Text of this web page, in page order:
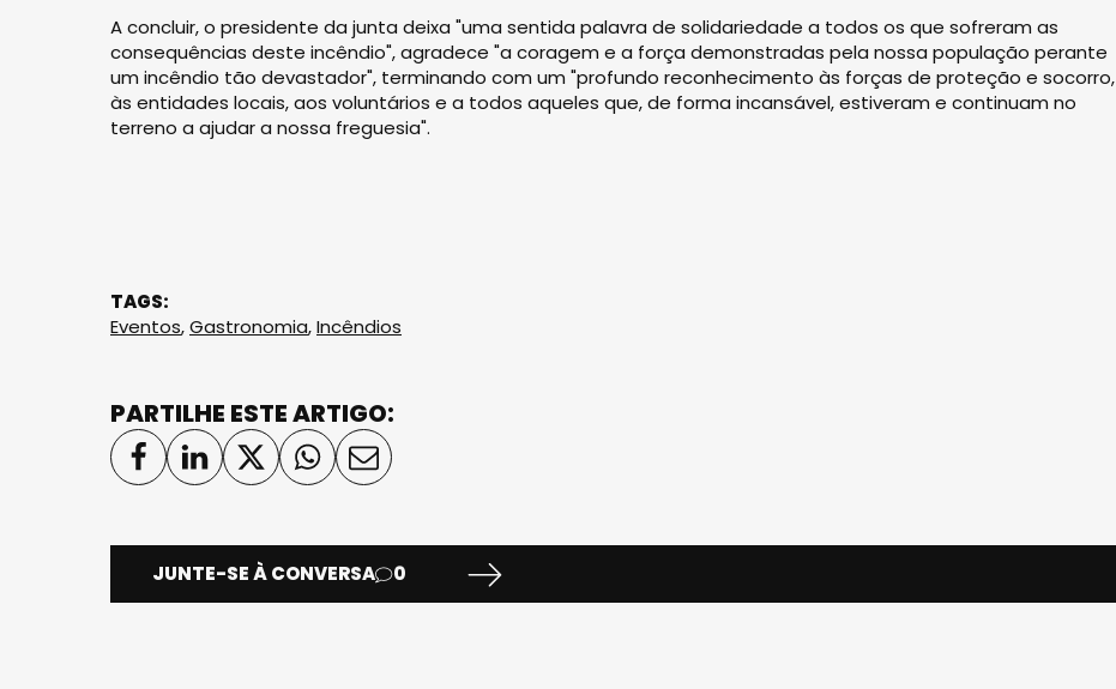
A concluir, o presidente da junta deixa "uma sentida palavra de solidariedade a todos os que sofreram as
consequências deste incêndio", agradece "a coragem e a força demonstradas pela nossa população perante
um incêndio tão devastador", terminando com um "profundo reconhecimento às forças de proteção e socorro,
às entidades locais, aos voluntários e a todos aqueles que, de forma incansável, estiveram e continuam no
terreno a ajudar a nossa freguesia".
TAGS:
Eventos,Gastronomia,Incêndios
PARTILHE ESTE ARTIGO:
JUNTE-SE À CONVERSA 0